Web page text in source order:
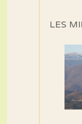
Si no
alguna
Els
Manifest
Camins
LES